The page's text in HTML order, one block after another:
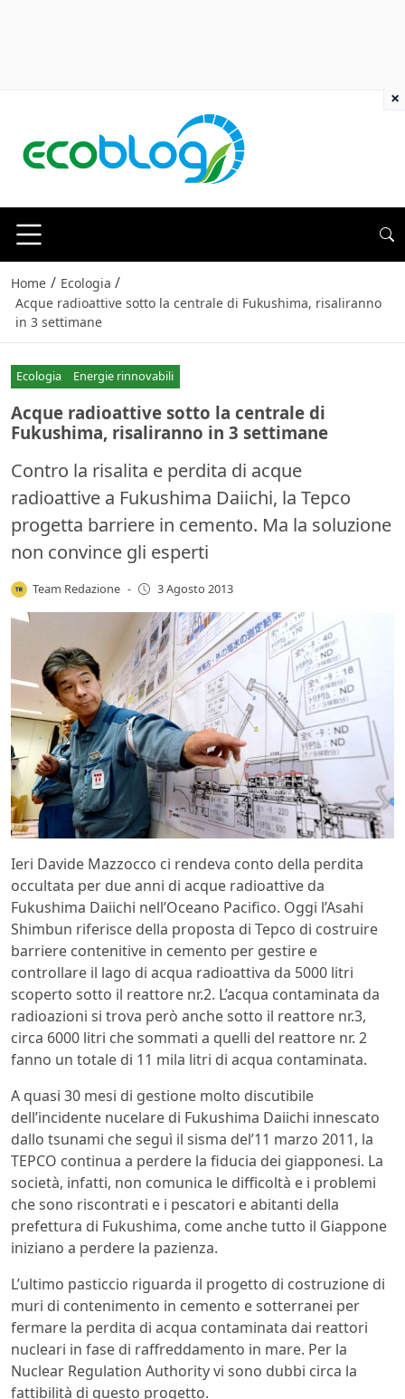
Home / Ecologia /
Acque radioattive sotto la centrale di Fukushima, risaliranno
in 3 settimane
Ecologia Energie rinnovabili
Acque radioattive sotto la centrale di
Fukushima, risaliranno in 3 settimane
Contro la risalita e perdita di acque
radioattive a Fukushima Daiichi, la Tepco
progetta barriere in cemento. Ma la soluzione
non convince gli esperti
Team Redazione - 3 Agosto 2013
Ieri Davide Mazzocco ci rendeva conto della perdita
occultata per due anni di acque radioattive da
Fukushima Daiichi nell’Oceano Pacifico. Oggi l’Asahi
Shimbun riferisce della proposta di Tepco di costruire
barriere contenitive in cemento per gestire e
controllare il lago di acqua radioattiva da 5000 litri
scoperto sotto il reattore nr.2. L’acqua contaminata da
radioazioni si trova però anche sotto il reattore nr.3,
circa 6000 litri che sommati a quelli del reattore nr. 2
fanno un totale di 11 mila litri di acqua contaminata.
A quasi 30 mesi di gestione molto discutibile
dell’incidente nucelare di Fukushima Daiichi innescato
dallo tsunami che seguì il sisma del’11 marzo 2011, la
TEPCO continua a perdere la fiducia dei giapponesi. La
società, infatti, non comunica le difficoltà e i problemi
che sono riscontrati e i pescatori e abitanti della
prefettura di Fukushima, come anche tutto il Giappone
iniziano a perdere la pazienza.
L’ultimo pasticcio riguarda il progetto di costruzione di
muri di contenimento in cemento e sotterranei per
fermare la perdita di acqua contaminata dai reattori
nucleari in fase di raffreddamento in mare. Per la
Nuclear Regulation Authority vi sono dubbi circa la
fattibilità di questo progetto.
×